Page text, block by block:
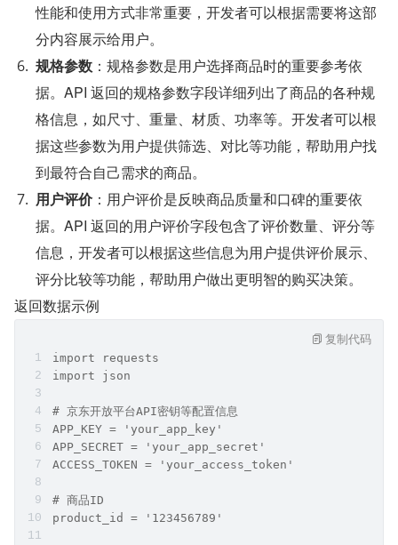
性能和使用方式非常重要，开发者可以根据需要将这部
分内容展示给用户。
规格参数 ：规格参数是用户选择商品时的重要参考依
据。API 返回的规格参数字段详细列出了商品的各种规
格信息，如尺寸、重量、材质、功率等。开发者可以根
据这些参数为用户提供筛选、对比等功能，帮助用户找
到最符合自己需求的商品。
用户评价：用户评价是反映商品质量和口碑的重要依
据。API 返回的用户评价字段包含了评价数量、评分等
信息，开发者可以根据这些信息为用户提供评价展示、
评分比较等功能，帮助用户做出更明智的购买决策。
返回数据示例
import requests
import json
# 京东开放平台API密钥等配置信息
APP_KEY = 'your_app_key'
APP_SECRET = 'your_app_secret'
ACCESS_TOKEN = 'your_access_token'
# 商品ID
product_id = '123456789'
复制代码